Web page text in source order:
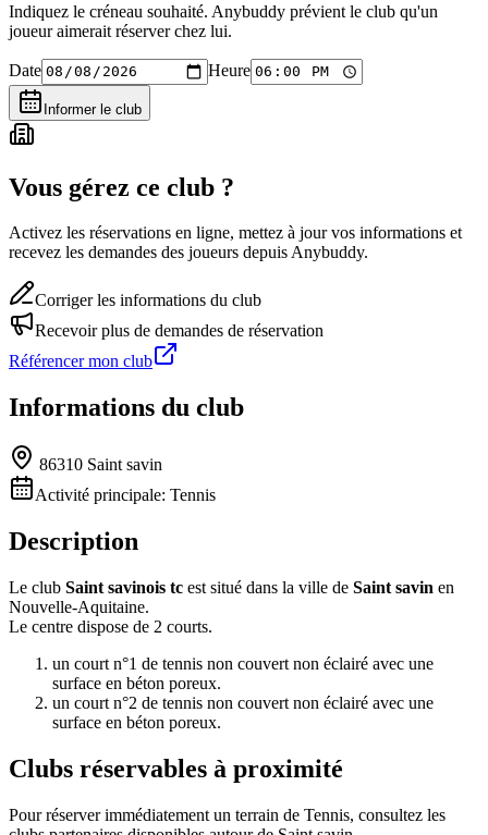
Indiquez le créneau souhaité. Anybuddy prévient le club qu'un
joueur aimerait réserver chez lui.
Date Heure
Informer le club
Vous gérez ce club ?
Activez les réservations en ligne, mettez à jour vos informations et
recevez les demandes des joueurs depuis Anybuddy.
Corriger les informations du club
Recevoir plus de demandes de réservation
Référencer mon club
Informations du club
86310 Saint savin
Activité principale: Tennis
Description
Le club Saint savinois tc est situé dans la ville de Saint savin en
Nouvelle-Aquitaine.
Le centre dispose de 2 courts.
un court n°1 de tennis non couvert non éclairé avec une
surface en béton poreux.
un court n°2 de tennis non couvert non éclairé avec une
surface en béton poreux.
Clubs réservables à proximité
Pour réserver immédiatement un terrain de Tennis, consultez les